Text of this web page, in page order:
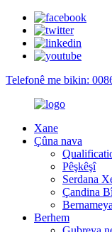
Telefonê me bikin:
Xane
Çûna nava
Pêşkêşî
Serdana
Çandina
Berhem